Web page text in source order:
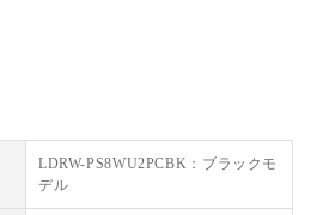
LDRW-PS8WU2PCBK：ブラックモ
デル